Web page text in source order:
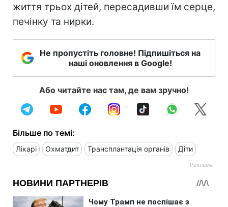
життя трьох дітей, пересадивши їм серце,
печінку та нирки.
Не пропустіть головне! Підпишіться на
наші оновлення в Google!
Або читайте нас там, де вам зручно!
Більше по темі:
Лікарі Охматдит Трансплантація органів Діти